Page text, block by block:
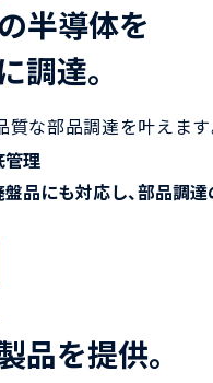
半導体を
調達。
な部品調達を叶えます
理
品にも対応し、部品調
品を提供。